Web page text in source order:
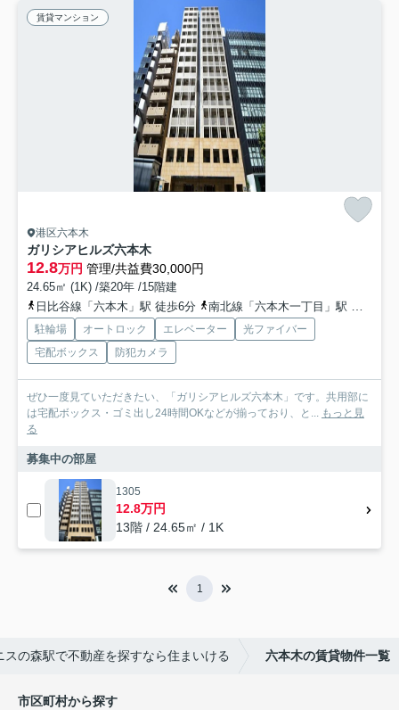
賃貸マンション
港区六本木
ガリシアヒルズ六本木
12.8万円 管理/共益費30,000円
24.65㎡ (1K) /築20年 /15階建
日比谷線「六本木」駅 徒歩6分
南北線「六本木一丁目」駅 徒歩3分
駐輪場 オートロック エレベーター
光ファイバー
宅配ボックス
防犯カメラ
ぜひ一度見ていただきたい、「ガリシアヒルズ六本木」です。共用部に
は宅配ボックス・ゴミ出し24時間OKなどが揃っており、と... もっと見
る
募集中の部屋
1305
12.8万円
13階 / 24.65㎡ / 1K
1
スの森駅で不動産を探すなら住まいける 六本木の賃貸物件一覧
市区町村から探す